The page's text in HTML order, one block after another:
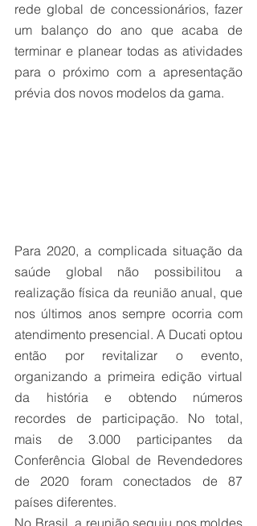
rede global de concessionários, fazer
um balanço do ano que acaba de
terminar e planear todas as atividades
para o próximo com a apresentação
prévia dos novos modelos da gama.
Para 2020, a complicada situação da
saúde global não possibilitou a
realização física da reunião anual, que
nos últimos anos sempre ocorria com
atendimento presencial. A Ducati optou
então por revitalizar o evento,
organizando a primeira edição virtual
da história e obtendo números
recordes de participação. No total,
mais de 3.000 participantes da
Conferência Global de Revendedores
de 2020 foram conectados de 87
países diferentes.
No Brasil, a reunião seguiu nos moldes